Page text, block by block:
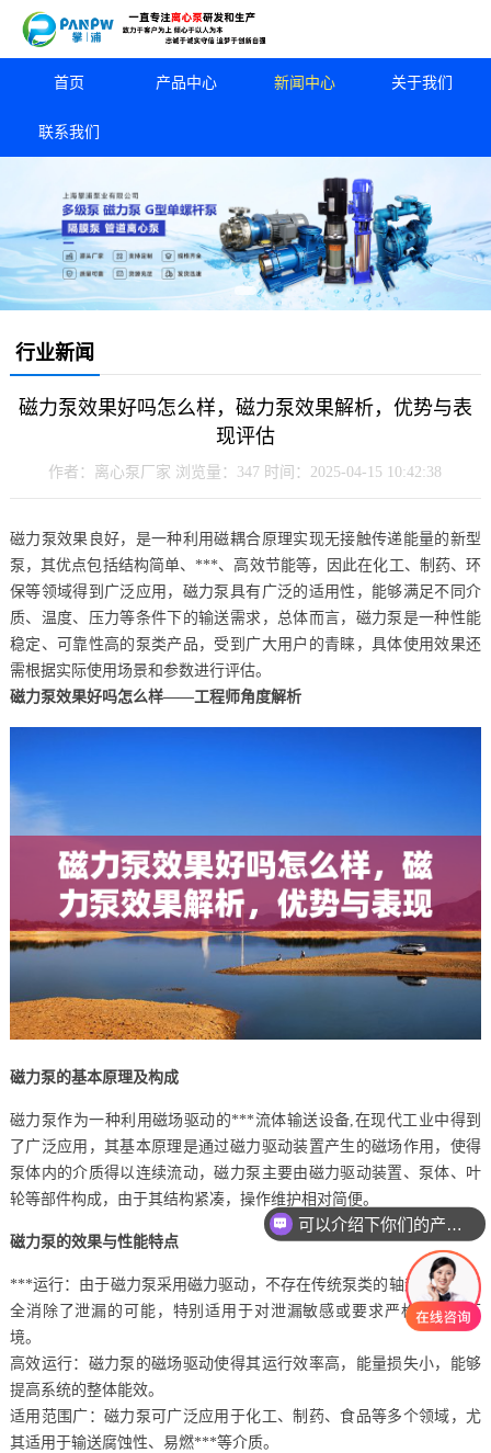
首页 产品中心 新闻中心 关于我们
联系我们
行业新闻
磁力泵效果好吗怎么样，磁力泵效果解析，优势与表
现评估
作者：离心泵厂家 浏览量：347 时间：2025-04-15 10:42:38
磁力泵效果良好，是一种利用磁耦合原理实现无接触传递能量的新型
泵，其优点包括结构简单、***、高效节能等，因此在化工、制药、环
保等领域得到广泛应用，磁力泵具有广泛的适用性，能够满足不同介
质、温度、压力等条件下的输送需求，总体而言，磁力泵是一种性能
稳定、可靠性高的泵类产品，受到广大用户的青睐，具体使用效果还
需根据实际使用场景和参数进行评估。
磁力泵效果好吗怎么样——工程师角度解析
磁力泵的基本原理及构成
磁力泵作为一种利用磁场驱动的***流体输送设备,在现代工业中得到
了广泛应用，其基本原理是通过磁力驱动装置产生的磁场作用，使得
泵体内的介质得以连续流动，磁力泵主要由磁力驱动装置、泵体、叶
轮等部件构成，由于其结构紧凑，操作维护相对简便。
磁力泵的效果与性能特点
***运行：由于磁力泵采用磁力驱动，不存在传统泵类的轴封，因此完
全消除了泄漏的可能，特别适用于对泄漏敏感或要求严格的生产环
境。
高效运行：磁力泵的磁场驱动使得其运行效率高，能量损失小，能够
提高系统的整体能效。
适用范围广：磁力泵可广泛应用于化工、制药、食品等多个领域，尤
其适用于输送腐蚀性、易燃***等介质。